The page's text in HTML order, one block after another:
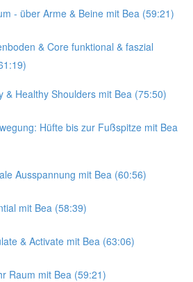
- über Arme & Beine mit Bea (59:21)
& Core funktional & faszial
& Healthy Shoulders mit Bea (75:50)
Hüfte bis zur Fußspitze mit Bea
Ausspannung mit Bea (60:56)
mit Bea (58:39)
& Activate mit Bea (63:06)
Raum mit Bea (59:21)